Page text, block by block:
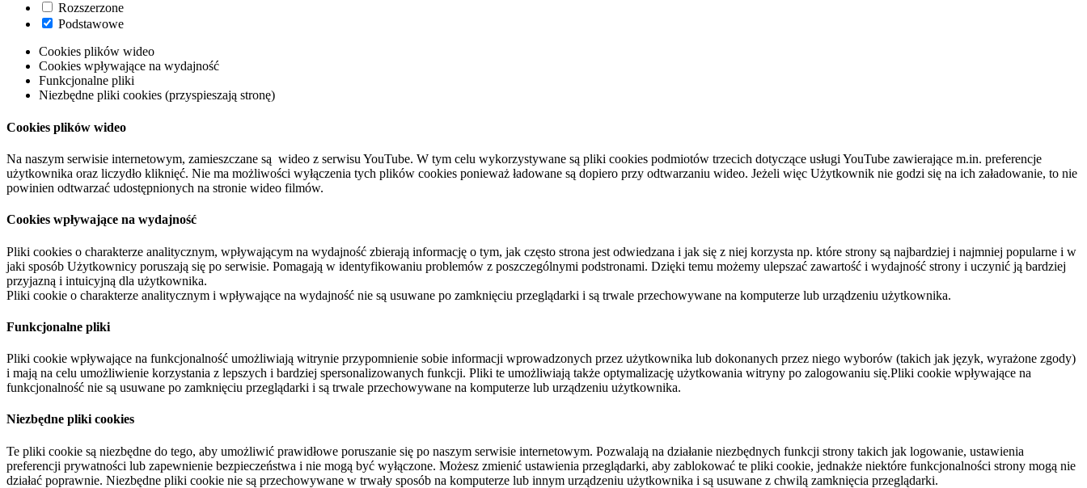
Rozszerzone
Podstawowe
Cookies plików wideo
Cookies wpływające na wydajność
Funkcjonalne pliki
Niezbędne pliki cookies (przyspieszają stronę)
Cookies plików wideo
Na naszym serwisie internetowym, zamieszczane są wideo z serwisu YouTube. W tym celu wykorzystywane są pliki cookies podmiotów trzecich dotyczące usługi YouTube zawierające m.in. preferencje
użytkownika oraz liczydło kliknięć. Nie ma możliwości wyłączenia tych plików cookies ponieważ ładowane są dopiero przy odtwarzaniu wideo. Jeżeli więc Użytkownik nie godzi się na ich załadowanie, to nie
powinien odtwarzać udostępnionych na stronie wideo filmów.
Cookies wpływające na wydajność
Pliki cookies o charakterze analitycznym, wpływającym na wydajność zbierają informację o tym, jak często strona jest odwiedzana i jak się z niej korzysta np. które strony są najbardziej i najmniej popularne i w
jaki sposób Użytkownicy poruszają się po serwisie. Pomagają w identyfikowaniu problemów z poszczególnymi podstronami. Dzięki temu możemy ulepszać zawartość i wydajność strony i uczynić ją bardziej
przyjazną i intuicyjną dla użytkownika.
Pliki cookie o charakterze analitycznym i wpływające na wydajność nie są usuwane po zamknięciu przeglądarki i są trwale przechowywane na komputerze lub urządzeniu użytkownika.
Funkcjonalne pliki
Pliki cookie wpływające na funkcjonalność umożliwiają witrynie przypomnienie sobie informacji wprowadzonych przez użytkownika lub dokonanych przez niego wyborów (takich jak język, wyrażone zgody)
i mają na celu umożliwienie korzystania z lepszych i bardziej spersonalizowanych funkcji. Pliki te umożliwiają także optymalizację użytkowania witryny po zalogowaniu się.Pliki cookie wpływające na
funkcjonalność nie są usuwane po zamknięciu przeglądarki i są trwale przechowywane na komputerze lub urządzeniu użytkownika.
Niezbędne pliki cookies
Te pliki cookie są niezbędne do tego, aby umożliwić prawidłowe poruszanie się po naszym serwisie internetowym. Pozwalają na działanie niezbędnych funkcji strony takich jak logowanie, ustawienia
preferencji prywatności lub zapewnienie bezpieczeństwa i nie mogą być wyłączone. Możesz zmienić ustawienia przeglądarki, aby zablokować te pliki cookie, jednakże niektóre funkcjonalności strony mogą nie
działać poprawnie. Niezbędne pliki cookie nie są przechowywane w trwały sposób na komputerze lub innym urządzeniu użytkownika i są usuwane z chwilą zamknięcia przeglądarki.